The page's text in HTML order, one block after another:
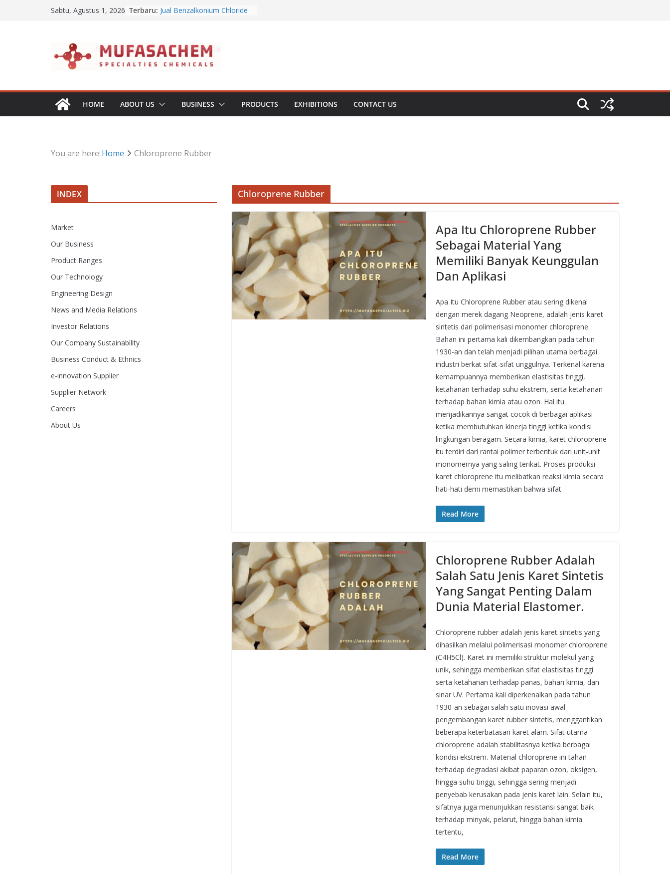
Sabtu, Agustus 1, 2026 Terbaru: Jual Benzalkonium Chloride
Jual Sodium Alginate
HOME ABOUT US BUSINESS PRODUCTS EXHIBITIONS CONTACT US
You are here:Home Chloroprene Rubber
Chloroprene Rubber
Apa Itu Chloroprene Rubber
Sebagai Material Yang
Memiliki Banyak Keunggulan
Dan Aplikasi
Apa Itu Chloroprene Rubber atau sering dikenal
dengan merek dagang Neoprene, adalah jenis karet
sintetis dari polimerisasi monomer chloroprene.
Bahan ini pertama kali dikembangkan pada tahun
1930-an dan telah menjadi pilihan utama berbagai
industri berkat sifat-sifat unggulnya. Terkenal karena
kemampuannya memberikan elastisitas tinggi,
ketahanan terhadap suhu ekstrem, serta ketahanan
terhadap bahan kimia atau ozon. Hal itu
menjadikannya sangat cocok di berbagai aplikasi
ketika membutuhkan kinerja tinggi ketika kondisi
lingkungan beragam. Secara kimia, karet chloroprene
itu terdiri dari rantai polimer terbentuk dari unit-unit
monomernya yang saling terikat. Proses produksi
karet chloroprene itu melibatkan reaksi kimia secara
hati-hati demi memastikan bahwa sifat
Read More
Chloroprene Rubber Adalah
Salah Satu Jenis Karet Sintetis
Yang Sangat Penting Dalam
Dunia Material Elastomer.
Chloroprene rubber adalah jenis karet sintetis yang
dihasilkan melalui polimerisasi monomer chloroprene
(C4H5Cl). Karet ini memiliki struktur molekul yang
unik, sehingga memberikan sifat elastisitas tinggi
serta ketahanan terhadap panas, bahan kimia, dan
sinar UV. Pertama kali diperkenalkan pada tahun
1930-an sebagai salah satu inovasi awal
pengembangan karet rubber sintetis, menggantikan
beberapa keterbatasan karet alam. Sifat utama
chloroprene adalah stabilitasnya ketika berbagai
kondisi ekstrem. Material chloroprene ini tahan
terhadap degradasi akibat paparan ozon, oksigen,
hingga suhu tinggi, sehingga sering menjadi
penyebab kerusakan pada jenis karet lain. Selain itu,
sifatnya juga menunjukkan resistansi sangat baik
terhadap minyak, pelarut, hingga bahan kimia
tertentu,
Read More
INDEX
Market
Our Business
Product Ranges
Our Technology
Engineering Design
News and Media Relations
Investor Relations
Our Company Sustainability
Business Conduct & Ethnics
e-innovation Supplier
Supplier Network
Careers
About Us